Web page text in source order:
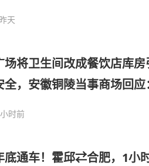
昨天
场将卫生间改成餐饮店库
全，安徽铜陵当事商场回应
时前
底通车！霍邱⇄合肥，1小时